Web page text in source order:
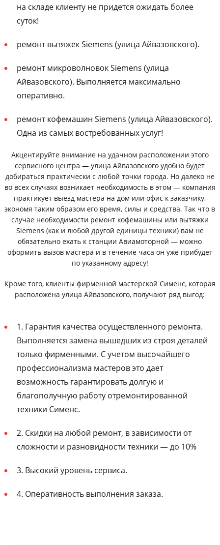
на складе клиенту не придется ожидать более
суток!
ремонт вытяжек Siemens (улица Айвазовского).
ремонт микроволновок Siemens (улица
Айвазовского). Выполняется максимально
оперативно.
ремонт кофемашин Siemens (улица Айвазовского).
Одна из самых востребованных услуг!
Акцентируйте внимание на удачном расположении этого
сервисного центра — улица Айвазовского удобно будет
добираться практически с любой точки города. Но далеко не
во всех случаях возникает необходимость в этом — компания
практикует выезд мастера на дом или офис к заказчику,
экономя таким образом его время, силы и средства. Так что в
случае необходимости ремонт кофемашины или вытяжки
Siemens (как и любой другой единицы техники) вам не
обязательно ехать к станции Авиамоторной — можно
оформить вызов мастера и в течение часа он уже прибудет
по указанному адресу!
Кроме того, клиенты фирменной мастерской Сименс, которая
расположена улица Айвазовского, получают ряд выгод:
1. Гарантия качества осуществленного ремонта.
Выполняется замена вышедших из строя деталей
только фирменными. С учетом высочайшего
профессионализма мастеров это дает
возможность гарантировать долгую и
благополучную работу отремонтированной
техники Сименс.
2. Скидки на любой ремонт, в зависимости от
сложности и разновидности техники — до 10%
3. Высокий уровень сервиса.
4. Оперативность выполнения заказа.